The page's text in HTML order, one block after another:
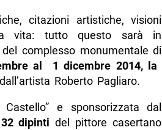
citazioni artistiche, visioni
vita: tutto questo sarà in
complesso monumentale di
al 1 dicembre 2014, la
Roberto Pagliaro.
e sponsorizzata dal
32 dipinti del pittore casertano